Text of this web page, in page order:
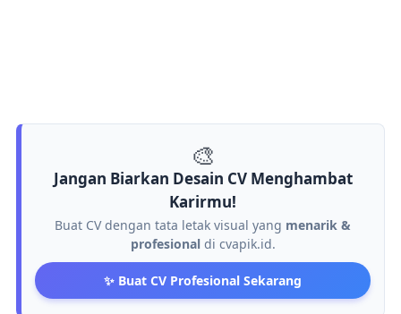
🎨
Jangan Biarkan Desain CV Menghambat
Karirmu!
Buat CV dengan tata letak visual yang menarik &
profesionaldi cvapik.id.
✨ Buat CV Profesional Sekarang